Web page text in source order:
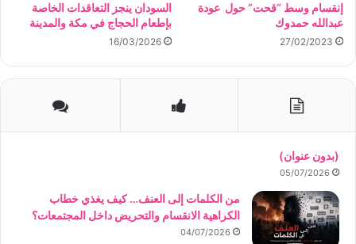
إنقسام وسط “قحت” حول عودة
عبدالله حمدوك
27/02/2023
السودان ينجز التعاقدات الخاصة
بإطعام الحجاج في مكة والمدينة
16/03/2026
(بدون عنوان)
05/07/2026
من الكلمات إلى العنف… كيف يغذي خطاب
الكراهية الانقسام والتحريض داخل المجتمعات؟
04/07/2026